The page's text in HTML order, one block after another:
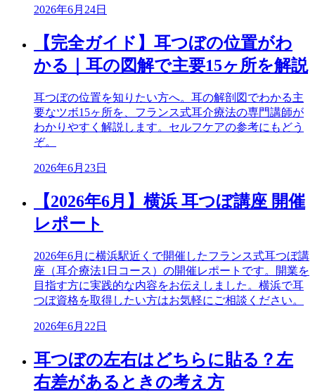
2026年6月24日
【完全ガイド】耳つぼの位置がわ
かる｜耳の図解で主要15ヶ所を解説
耳つぼの位置を知りたい方へ。耳の解剖図でわかる主
要なツボ15ヶ所を、フランス式耳介療法の専門講師が
わかりやすく解説します。セルフケアの参考にもどう
ぞ。
2026年6月23日
【2026年6月】横浜 耳つぼ講座 開催
レポート
2026年6月に横浜駅近くで開催したフランス式耳つぼ講
座（耳介療法1日コース）の開催レポートです。開業を
目指す方に実践的な内容をお伝えしました。横浜で耳
つぼ資格を取得したい方はお気軽にご相談ください。
2026年6月22日
耳つぼの左右はどちらに貼る？左
右差があるときの考え方